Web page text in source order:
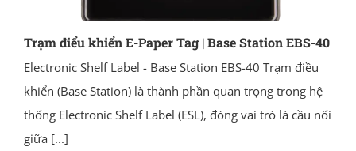
Trạm điểu khiển E-Paper Tag | Base Station EBS-40
Electronic Shelf Label - Base Station EBS-40 Trạm điều
khiển (Base Station) là thành phần quan trọng trong hệ
thống Electronic Shelf Label (ESL), đóng vai trò là cầu nối
giữa [...]